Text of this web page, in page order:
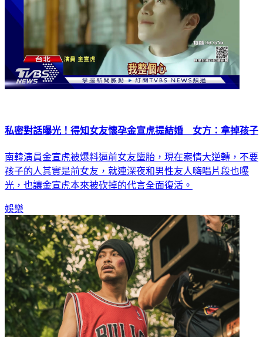
私密對話曝光！得知女友懷孕金宣虎提結婚 女方：拿掉孩子
南韓演員金宣虎被爆料逼前女友墮胎，現在案情大逆轉，不要
孩子的人其實是前女友，就連深夜和男性友人嗨唱片段也曝
光，也讓金宣虎本來被砍掉的代言全面復活。
娛樂